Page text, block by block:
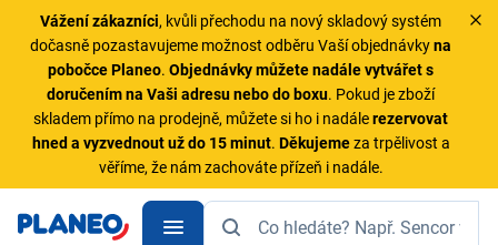
Vážení zákazníci, kvůli přechodu na nový skladový systém
dočasně pozastavujeme možnost odběru Vaší objednávkyna
pobočce Planeo.Objednávky můžete nadále vytvářet s
doručením na Vaši adresu nebo do boxu. Pokud je zboží
skladem přímo na prodejně, můžete si ho i nadálerezervovat
hned a vyzvednout už do 15 minut. Děkujemeza trpělivost a
věříme, že nám zachováte přízeň i nadále.